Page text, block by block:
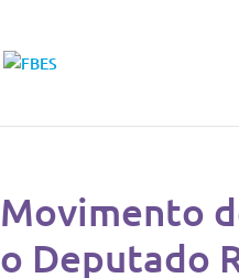
Movimento
o Deputado